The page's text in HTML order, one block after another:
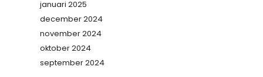
januari 2025
december 2024
november 2024
oktober 2024
september 2024